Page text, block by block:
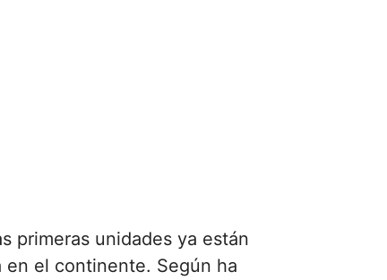
primeras unidades ya están
en el continente. Según ha